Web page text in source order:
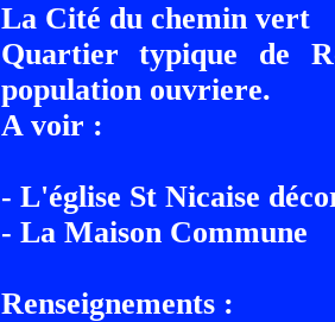
La Cité du chemin vert
Quartier typique de
population ouvriere.
A voir :
- L'église St Nicaise
- La Maison Commune
Renseignements :